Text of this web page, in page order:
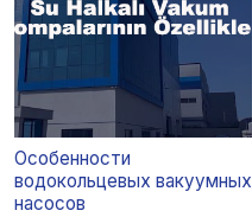
Особенности
водокольцевых вакуумных
насосов